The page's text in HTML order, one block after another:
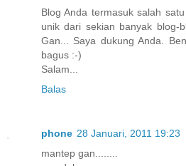
Blog Anda termasuk salah
unik dari sekian banyak blog-
Gan... Saya dukung Anda.
bagus :-)
Salam...
Balas
phone 28 Januari, 2011 19:23
mantep gan........